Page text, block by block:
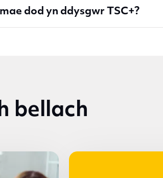
dod yn ddysgwr TSC+?
bellach